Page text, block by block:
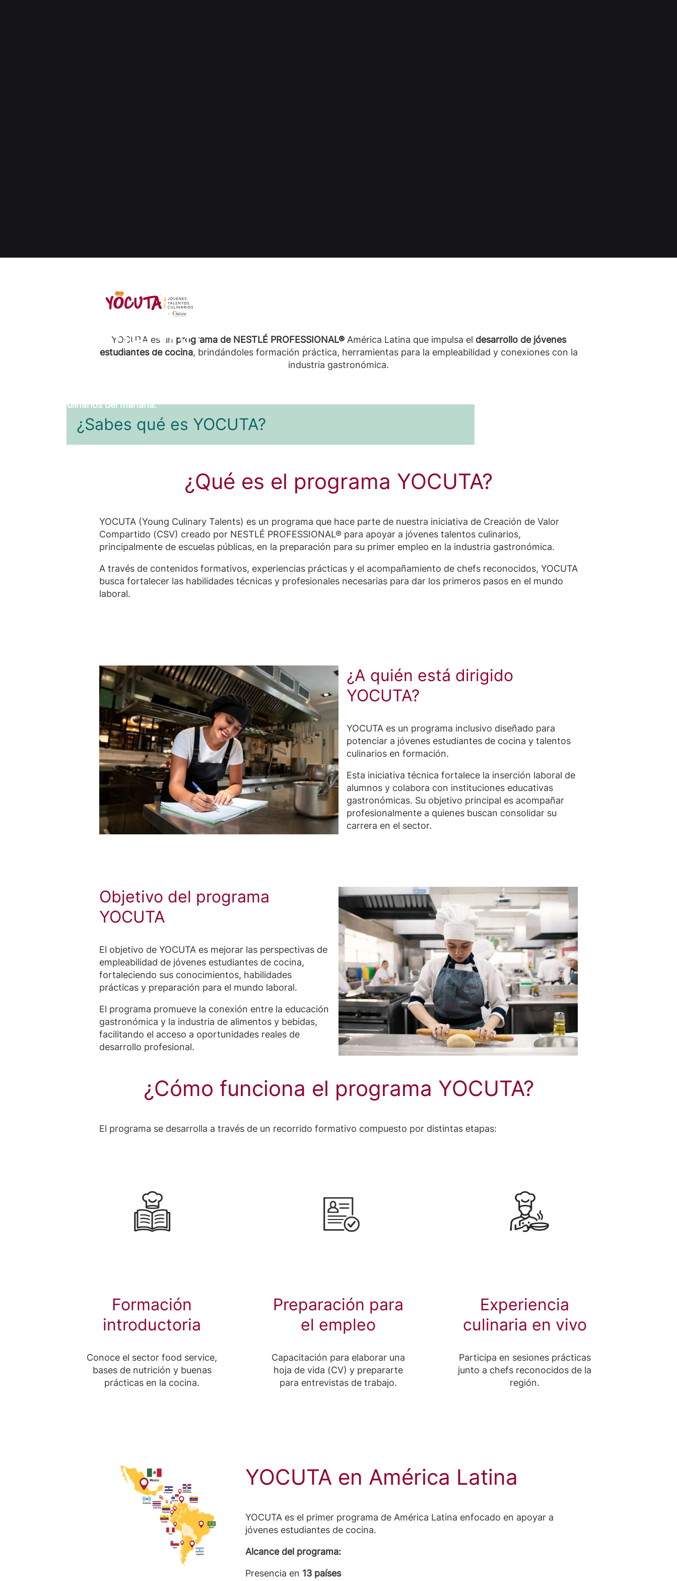
formación
los talentos culinarios del mañana.
YOCUTA es un programa de NESTLÉ PROFESSIONAL®América Latina que impulsa el desarrollo de jóvenes
estudiantes de cocina, brindándoles formación práctica, herramientas para la empleabilidad y conexiones con la
industria gastronómica.
¿Sabes qué es YOCUTA?
¿Qué es el programa YOCUTA?
YOCUTA (Young Culinary Talents) es un programa que hace parte de nuestra iniciativa de Creación de Valor
Compartido (CSV) creado por NESTLÉ PROFESSIONAL® para apoyar a jóvenes talentos culinarios,
principalmente de escuelas públicas, en la preparación para su primer empleo en la industria gastronómica.
A través de contenidos formativos, experiencias prácticas y el acompañamiento de chefs reconocidos, YOCUTA
busca fortalecer las habilidades técnicas y profesionales necesarias para dar los primeros pasos en el mundo
laboral.
¿A quién está dirigido
YOCUTA?
YOCUTA es un programa inclusivo diseñado para
potenciar a jóvenes estudiantes de cocina y talentos
culinarios en formación.
Esta iniciativa técnica fortalece la inserción laboral de
alumnos y colabora con instituciones educativas
gastronómicas. Su objetivo principal es acompañar
profesionalmente a quienes buscan consolidar su
carrera en el sector.
Objetivo del programa
YOCUTA
El objetivo de YOCUTA es mejorar las perspectivas de
empleabilidad de jóvenes estudiantes de cocina,
fortaleciendo sus conocimientos, habilidades
prácticas y preparación para el mundo laboral.
El programa promueve la conexión entre la educación
gastronómica y la industria de alimentos y bebidas,
facilitando el acceso a oportunidades reales de
desarrollo profesional.
¿Cómo funciona el programa YOCUTA?
El programa se desarrolla a través de un recorrido formativo compuesto por distintas etapas:
Formación
introductoria
Conoce el sector food service,
bases de nutrición y buenas
prácticas en la cocina.
Preparación para
el empleo
Capacitación para elaborar una
hoja de vida (CV) y prepararte
para entrevistas de trabajo.
Experiencia
culinaria en vivo
Participa en sesiones prácticas
junto a chefs reconocidos de la
región.
YOCUTA en América Latina
YOCUTA es el primer programa de América Latina enfocado en apoyar a
jóvenes estudiantes de cocina.
Alcance del programa:
Presencia en 13 países